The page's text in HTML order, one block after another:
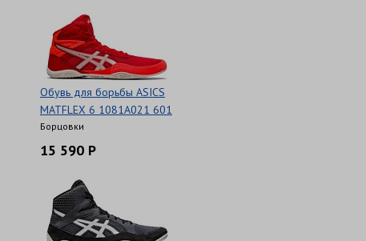
Обувь для борьбы ASICS
MATFLEX 6 1081A021 601
Борцовки
15 590 Р